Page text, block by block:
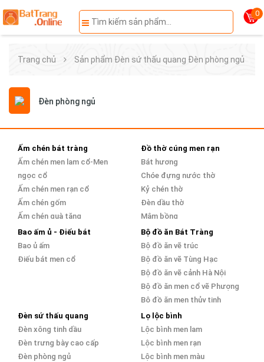
0
Trang chủ Sản phẩm Đèn sứ thấu quang Đèn phòng ngủ
Đèn phòng ngủ
Ấm chén bát tràng
Ấm chén men lam cổ-Men
ngọc cổ
Ấm chén men rạn cổ
Ấm chén gốm
Ấm chén quà tặng
Ấm chén bọc đồng
Đồ thờ cúng men rạn
Bát hương
Chóe đựng nước thờ
Kỷ chén thờ
Đèn dầu thờ
Mâm bồng
Bao ấm ủ - Điếu bát
Bao ủ ấm
Điếu bát men cổ
Bộ đồ ăn Bát Tràng
Bộ đồ ăn vẽ trúc
Bộ đồ ăn vẽ Tùng Hạc
Bộ đồ ăn vẽ cảnh Hà Nội
Bộ đồ ăn men cổ vẽ Phượng
Bộ đồ ăn men thủy tinh
Đèn sứ thấu quang
Đèn xông tinh dầu
Đèn trưng bày cao cấp
Đèn phòng ngủ
Lọ lộc bình
Lộc bình men lam
Lộc bình men rạn
Lộc bình men màu